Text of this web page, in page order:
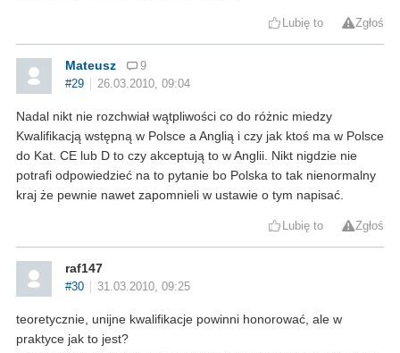
Lubię to Zgłoś
Mateusz
9
#29
26.03.2010, 09:04
Nadal nikt nie rozchwiał wątpliwości co do różnic miedzy
Kwalifikacją wstępną w Polsce a Anglią i czy jak ktoś ma w Polsce
do Kat. CE lub D to czy akceptują to w Anglii. Nikt nigdzie nie
potrafi odpowiedzieć na to pytanie bo Polska to tak nienormalny
kraj że pewnie nawet zapomnieli w ustawie o tym napisać.
Lubię to Zgłoś
raf147
#30 31.03.2010, 09:25
teoretycznie, unijne kwalifikacje powinni honorować, ale w
praktyce jak to jest?